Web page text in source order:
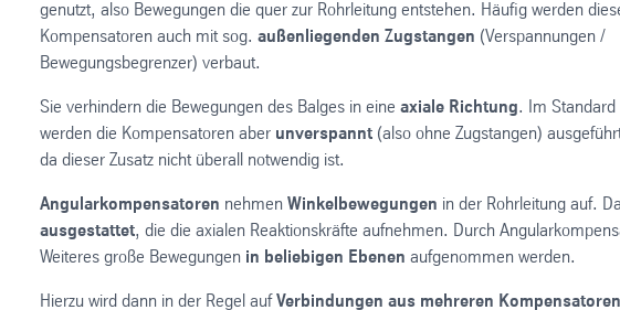
genutzt, also Bewegungen die quer zur Rohrleitung entstehen. Häufig werden
Kompensatoren auch mit sog. außenliegenden Zugstangen (Verspannungen /
Bewegungsbegrenzer) verbaut.
Sie verhindern die Bewegungen des Balges in eine axiale Richtung. Im Standard
werden die Kompensatoren aber unverspannt (also ohne Zugstangen)
da dieser Zusatz nicht überall notwendig ist.
Angularkompensatoren nehmen Winkelbewegungen in der Rohrleitung auf.
ausgestattet, die die axialen Reaktionskräfte aufnehmen. Durch
Weiteres große Bewegungen in beliebigen Ebenen aufgenommen werden.
Hierzu wird dann in der Regel aufVerbindungen aus mehreren